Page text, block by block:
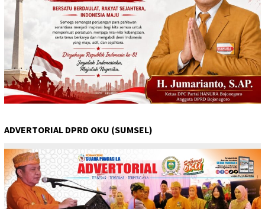
ADVERTORIAL DPRD OKU (SUMSEL)